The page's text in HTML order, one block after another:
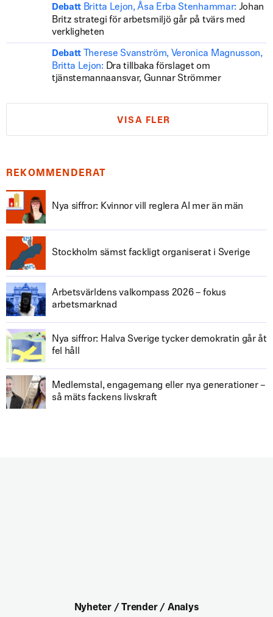
Debatt Britta Lejon, Åsa Erba Stenhammar: Johan
Britz strategi för arbetsmiljö går på tvärs med
verkligheten
Debatt
Therese Svanström, Veronica Magnusson,
Britta Lejon: Dra tillbaka förslaget om
tjänstemannaansvar, Gunnar Strömmer
VISA FLER
REKOMMENDERAT
Nya siffror: Kvinnor vill reglera AI mer än män
Stockholm sämst fackligt organiserat i Sverige
Arbetsvärldens valkompass 2026 – fokus
arbetsmarknad
Nya siffror: Halva Sverige tycker demokratin går åt
fel håll
Medlemstal, engagemang eller nya generationer –
så mäts fackens livskraft
Nyheter / Trender / Analys